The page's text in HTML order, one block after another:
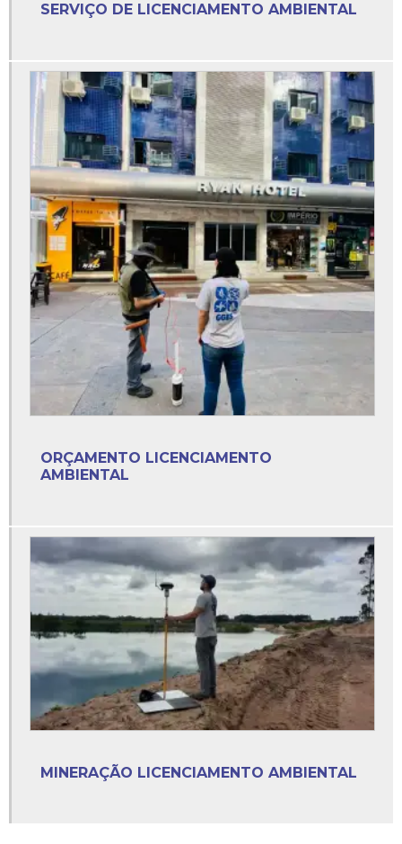
Empresa de topografia e agrimensura
Empresa de topografia e georreferenciamento
Empresa especializada em licenciamento ambiental
Empresas de batimetria
Empresas que faz licenciamento ambiental
Empresas que fazem licenciamento ambiental
Estudo ambiental simplificado
Estudo ambiental simplificado eas
Estudo ambiental simplificado loteamento
Estudo de estabilidade de taludes
Estudo de impacto ambiental mineração
Estudo de viabilidade ambiental
Estudo de viabilidade ambiental loteamento
Estudo de viabilidade e de impacto ambiental
Estudos ambientais para licenciamento ambiental
Laudo ambiental e plano de recuperação de áreas
SERVIÇO DE LICENCIAMENTO AMBIENTAL
ORÇAMENTO LICENCIAMENTO
AMBIENTAL
MINERAÇÃO LICENCIAMENTO AMBIENTAL